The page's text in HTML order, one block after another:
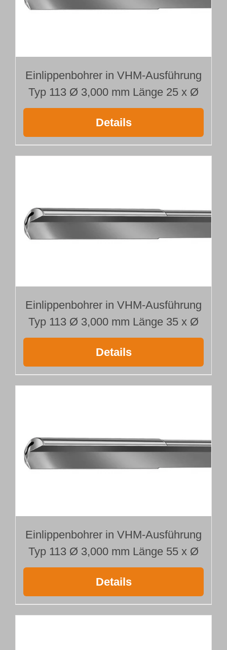
Webshop
Deutsch
Einlippenbohrer in VHM-Ausführung
Typ 113 Ø 3,000 mm Länge 25 x Ø
Details
Einlippenbohrer in VHM-Ausführung
Typ 113 Ø 3,000 mm Länge 35 x Ø
Details
Einlippenbohrer in VHM-Ausführung
Typ 113 Ø 3,000 mm Länge 55 x Ø
Details